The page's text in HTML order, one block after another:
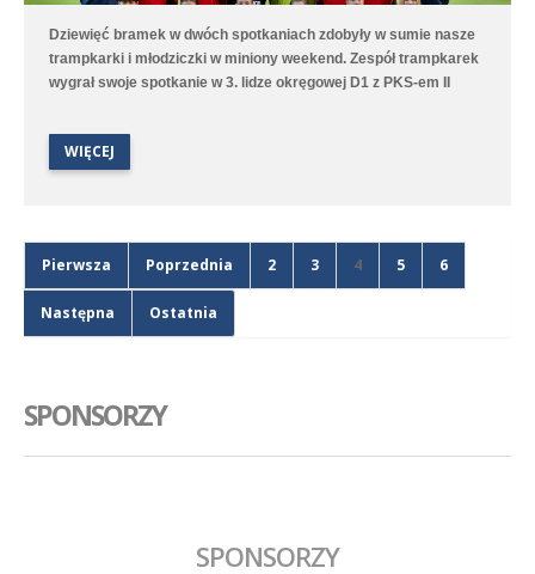
Dziewięć bramek w dwóch spotkaniach zdobyły w sumie nasze
trampkarki i młodziczki w miniony weekend. Zespół trampkarek
wygrał swoje spotkanie w 3. lidze okręgowej D1 z PKS-em II
(3:3) z Kotwicą Kórnik. Spotkanie długo było wyrównane, ale
końcówka należała do chłopców z Kórnika. Gole dla Polonii
WIĘCEJ
Pierwsza Poprzednia 2 3 4 5 6
Następna Ostatnia
SPONSORZY
SPONSORZY